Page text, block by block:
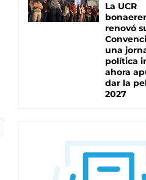
La UCR
renovó
una
política
ahora
dar la
2027